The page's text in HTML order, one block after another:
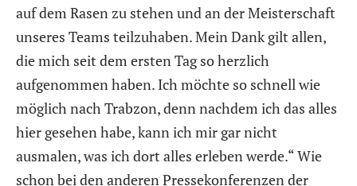
auf dem Rasen zu stehen und an der Meisterschaft
unseres Teams teilzuhaben. Mein Dank gilt allen,
die mich seit dem ersten Tag so herzlich
aufgenommen haben. Ich möchte so schnell wie
möglich nach Trabzon, denn nachdem ich das alles
hier gesehen habe, kann ich mir gar nicht
ausmalen, was ich dort alles erleben werde.“ Wie
schon bei den anderen Pressekonferenzen der